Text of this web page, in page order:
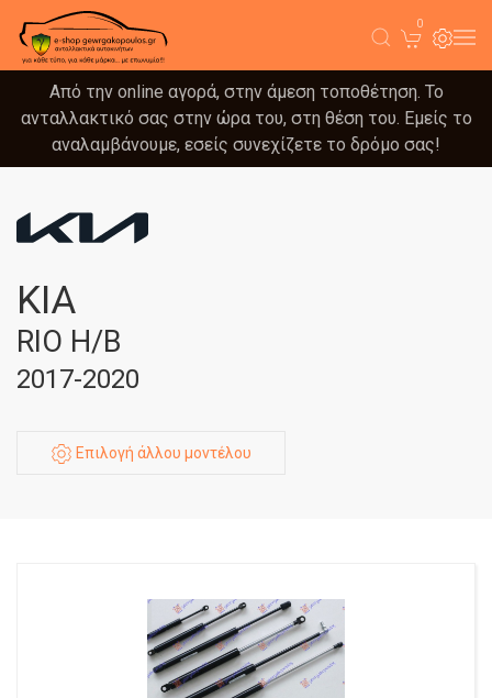
0
Από την online αγορά, στην άμεση τοποθέτηση. Το
ανταλλακτικό σας στην ώρα του, στη θέση του. Εμείς το
αναλαμβάνουμε, εσείς συνεχίζετε το δρόμο σας!
KIA
RIO Η/Β
2017-2020
Επιλογή άλλου μοντέλου